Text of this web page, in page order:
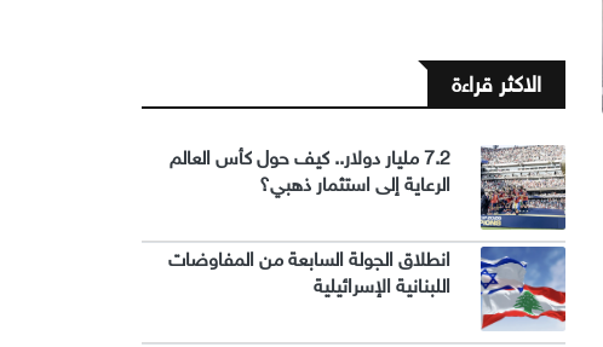
الاكثر قراءة
7.2 مليار دولار.. كيف حول كأس العالم
الرعاية إلى استثمار ذهبي؟
انطلاق الجولة السابعة من المفاوضات
اللبنانية الإسرائيلية